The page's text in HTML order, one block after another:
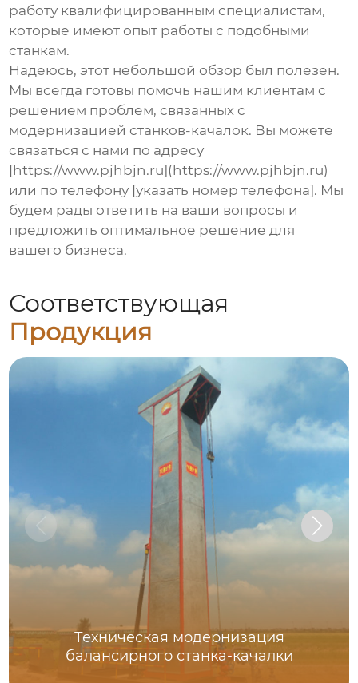
работу квалифицированным специалистам,
которые имеют опыт работы с подобными
станкам.
Надеюсь, этот небольшой обзор был полезен.
Мы всегда готовы помочь нашим клиентам с
решением проблем, связанных с
модернизацией станков-качалок. Вы можете
связаться с нами по адресу
[https://www.pjhbjn.ru](https://www.pjhbjn.ru)
или по телефону [указать номер телефона]. Мы
будем рады ответить на ваши вопросы и
предложить оптимальное решение для
вашего бизнеса.
Соответствующая
Продукция
Техническая модернизация
балансирного станка-качалки